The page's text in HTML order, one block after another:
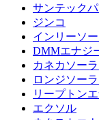
サンテック
ジンコ
インリーソ
DMMエナジ
カネカソー
ロンジソー
リープトン
エクソル